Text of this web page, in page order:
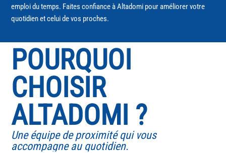
emploi du temps. Faites confiance à Altadomi pour améliorer votre
quotidien et celui de vos proches.
POURQUOI
CHOISIR
ALTADOMI ?
Une équipe de proximité qui vous
accompagne au quotidien.